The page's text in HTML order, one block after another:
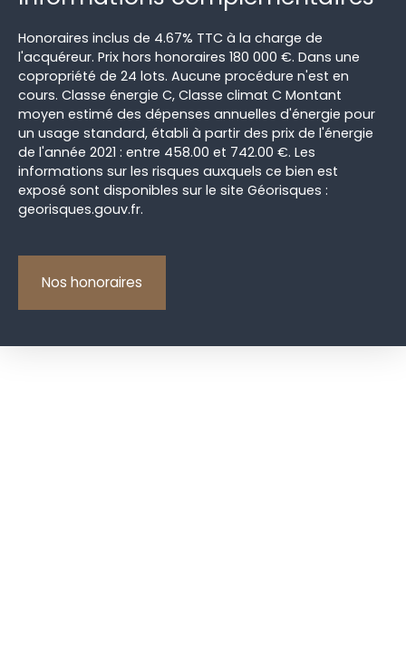
Honoraires inclus de 4.67% TTC à la charge de
l'acquéreur. Prix hors honoraires 180 000 €. Dans une
copropriété de 24 lots. Aucune procédure n'est en
cours. Classe énergie C, Classe climat C Montant
moyen estimé des dépenses annuelles d'énergie pour
un usage standard, établi à partir des prix de l'énergie
de l'année 2021 : entre 458.00 et 742.00 €. Les
informations sur les risques auxquels ce bien est
exposé sont disponibles sur le site Géorisques :
georisques.gouv.fr.
Nos honoraires